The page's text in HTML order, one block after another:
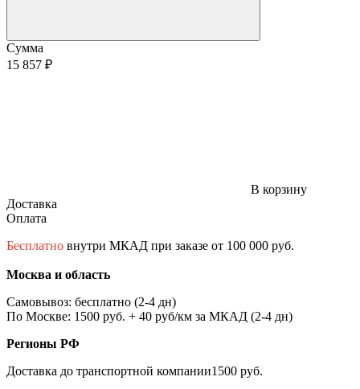
Сумма
15 857 ₽
В корзину
Доставка
Оплата
Бесплатно внутри МКАД при заказе от 100 000 руб.
Москва и область
Самовывоз: бесплатно (2-4 дн)
По Москве: 1500 руб. + 40 руб/км за МКАД (2-4 дн)
Регионы РФ
Доставка до транспортной компании1500 руб.